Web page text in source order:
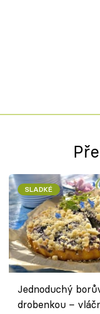
SLADKÉ
Jednoduchý
drobenkou –